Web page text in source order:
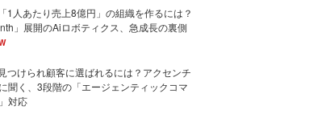
1人あたり売上8億円」の組織を作るには？
」展開のAiロボティクス、急成長の裏側
つけられ顧客に選ばれるには？アクセンチ
聞く、3段階の「エージェンティックコマ
対応